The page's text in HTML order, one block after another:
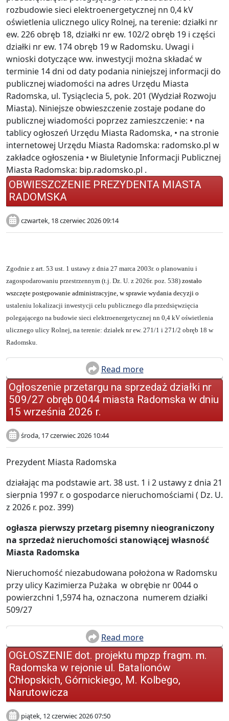
rozbudowie sieci elektroenergetycznej nn 0,4 kV
oświetlenia ulicznego ulicy Rolnej, na terenie: działki nr
ew. 226 obręb 18, działki nr ew. 102/2 obręb 19 i części
działki nr ew. 174 obręb 19 w Radomsku. Uwagi i
wnioski dotyczące ww. inwestycji można składać w
terminie 14 dni od daty podania niniejszej informacji do
publicznej wiadomości na adres Urzędu Miasta
Radomska, ul. Tysiąclecia 5, pok. 201 (Wydział Rozwoju
Miasta). Niniejsze obwieszczenie zostaje podane do
publicznej wiadomości poprzez zamieszczenie: • na
tablicy ogłoszeń Urzędu Miasta Radomska, • na stronie
internetowej Urzędu Miasta Radomska: radomsko.pl w
zakładce ogłoszenia • w Biuletynie Informacji Publicznej
Miasta Radomska: bip.radomsko.pl .
OBWIESZCZENIE PREZYDENTA MIASTA
RADOMSKA
czwartek, 18 czerwiec 2026 09:14
Zgodnie z art. 53 ust. 1 ustawy z dnia 27 marca 2003r. o planowaniu i
zagospodarowaniu przestrzennym (t.j. Dz. U. z 2026r. poz. 538) zostało
wszczęte postępowanie administracyjne, w sprawie wydania decyzji o
ustaleniu lokalizacji inwestycji celu publicznego dla przedsięwzięcia
polegającego na budowie sieci elektroenergetycznej nn 0,4 kV oświetlenia
ulicznego ulicy Rolnej na terenie: działek nr ew. 271/1 i 271/2 obręb 18 w
Radomsku.
Read more
Ogłoszenie przetargu na sprzedaż działki nr
509/27 obręb 0044 miasta Radomska w dniu
15 września 2026 r.
środa, 17 czerwiec 2026 10:44
Prezydent Miasta Radomska
działając ma podstawie art. 38 ust. 1 i 2 ustawy z dnia 21
sierpnia 1997 r. o gospodarce nieruchomościami ( Dz. U.
z 2026 r. poz. 399)
ogłasza pierwszy przetarg pisemny nieograniczony
na sprzedaż nieruchomości stanowiącej własność
Miasta Radomska
Nieruchomość niezabudowana położona w Radomsku
przy ulicy Kazimierza Pużaka w obrębie nr 0044 o
powierzchni 1,5974 ha, oznaczona numerem działki
509/27
Read more
OGŁOSZENIE dot. projektu mpzp fragm. m.
Radomska w rejonie ul. Batalionów
Chłopskich, Górnickiego, M. Kolbego,
Narutowicza
piątek, 12 czerwiec 2026 07:50